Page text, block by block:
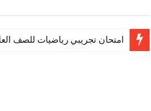
رياضيات للصف العاشر نهاية الفصل الأول 2025-2026